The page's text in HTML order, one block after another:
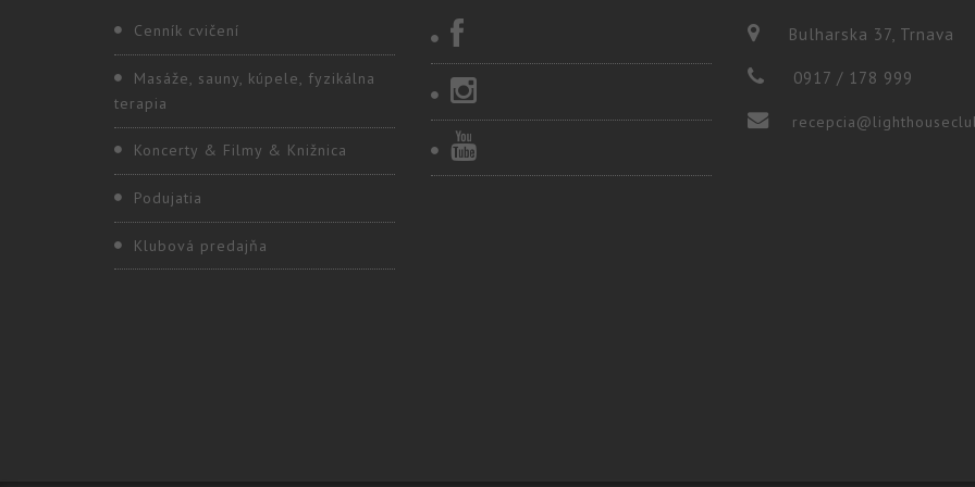
Cenník cvičení
Masáže, sauny, kúpele, fyzikálna
terapia
Koncerty & Filmy & Knižnica
Podujatia
Klubová predajňa
Bulharska 37, Trnava
0917 / 178 999